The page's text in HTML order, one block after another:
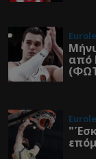
από